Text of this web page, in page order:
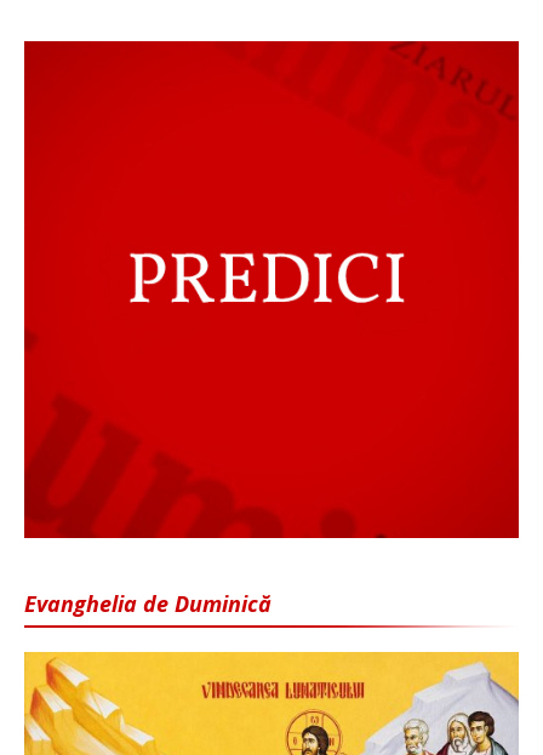
Evanghelia de Duminică